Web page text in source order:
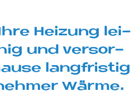
Hei­zung lei­
und ver­sor­
lang­fri­stig
Wär­me.